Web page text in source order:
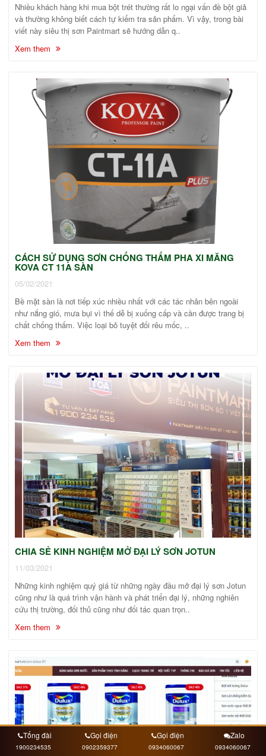
Nhiều khách hàng khi mua bột trét thường rất lo ngại vấn đề bột giả
và thường không biết cách tự kiểm tra sản phẩm. Vì vậy, trong bài
viết này siêu thị sơn Paintmart sẽ hướng dẫn q..
Xem them
CÁCH SỬ DỤNG SƠN CHỐNG THẤM PHA XI MĂNG
KOVA CT 11A SÀN
05/02/2021
Bề mặt sàn là nơi tiếp xúc nhiều nhất với các tác nhân bên ngoài
như nắng gió, mưa bụi vì thế dễ bị xuống cấp và cần được trang bị
chất chống thấm. Việc loại bỏ tuyệt đối rêu mốc, ..
Xem them
CHIA SẺ KINH NGHIỆM MỞ ĐẠI LÝ SƠN JOTUN
11/03/2021
Những kinh nghiệm quý giá từ những ngày đầu mở đại lý sơn Jotun
cũng như là quá trình vận hành và phát triển đại lý, những nghiên
cứu thị trường, đối thủ cũng như đối tác quan trọn..
Xem them
Tổng đài
1900234535
Gọi điện
0902359377
Gọi điện
0934060067
Zalo
0934060067